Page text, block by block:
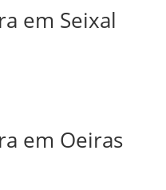
em Seixal
em Oeiras